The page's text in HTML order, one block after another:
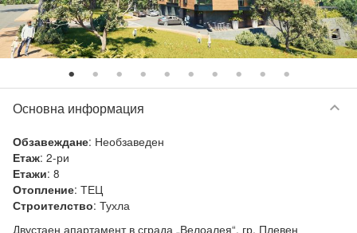
Основна информация keyboard_arrow_down
Обзавеждане: Необзаведен
Етаж: 2-ри
Етажи: 8
Отопление: ТЕЦ
Строителство: Тухла
Двустаен апартамент в сграда „Велоалея“, гр. Плевен